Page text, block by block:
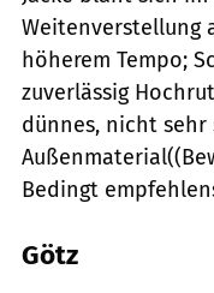
Weitenverstellung
höherem Tempo;
zuverlässig
dünnes, nicht
Bedingt
Götz